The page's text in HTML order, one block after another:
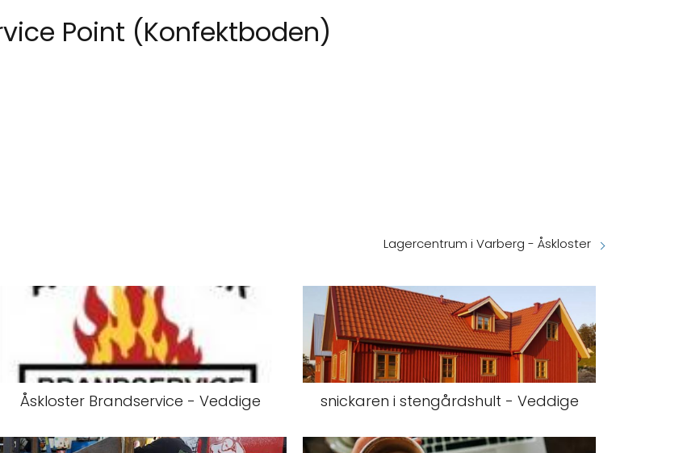
Point (Konfektboden)
Lagercentrum i Varberg - Åskloster
Åskloster Brandservice - Veddige snickaren i stengårdshult - Veddige